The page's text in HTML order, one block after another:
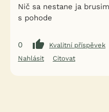
Nič sa nestane ja
s pohode
0
Kvalitní příspěvek
Nahlásit
Citovat